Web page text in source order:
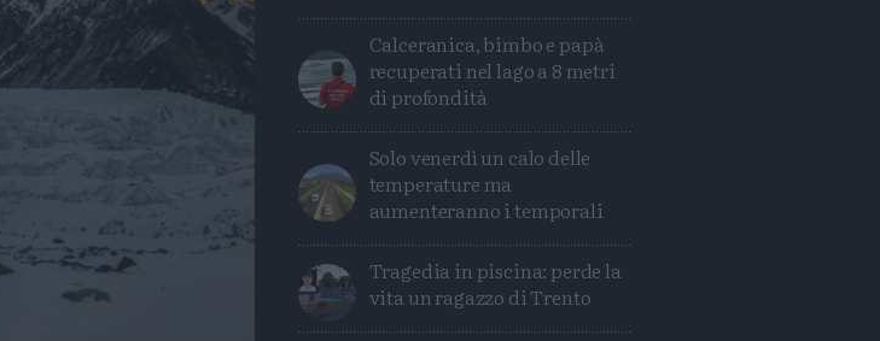
Calceranica, bimbo e papà
recuperati nel lago a 8 metri
di profondità
Solo venerdì un calo delle
temperature ma
aumenteranno i temporali
Tragedia in piscina: perde la
vita un ragazzo di Trento